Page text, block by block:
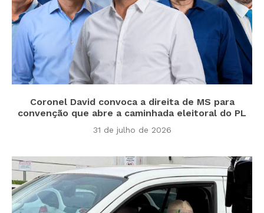
Coronel David convoca a direita de MS para
convenção que abre a caminhada eleitoral do PL
31 de julho de 2026